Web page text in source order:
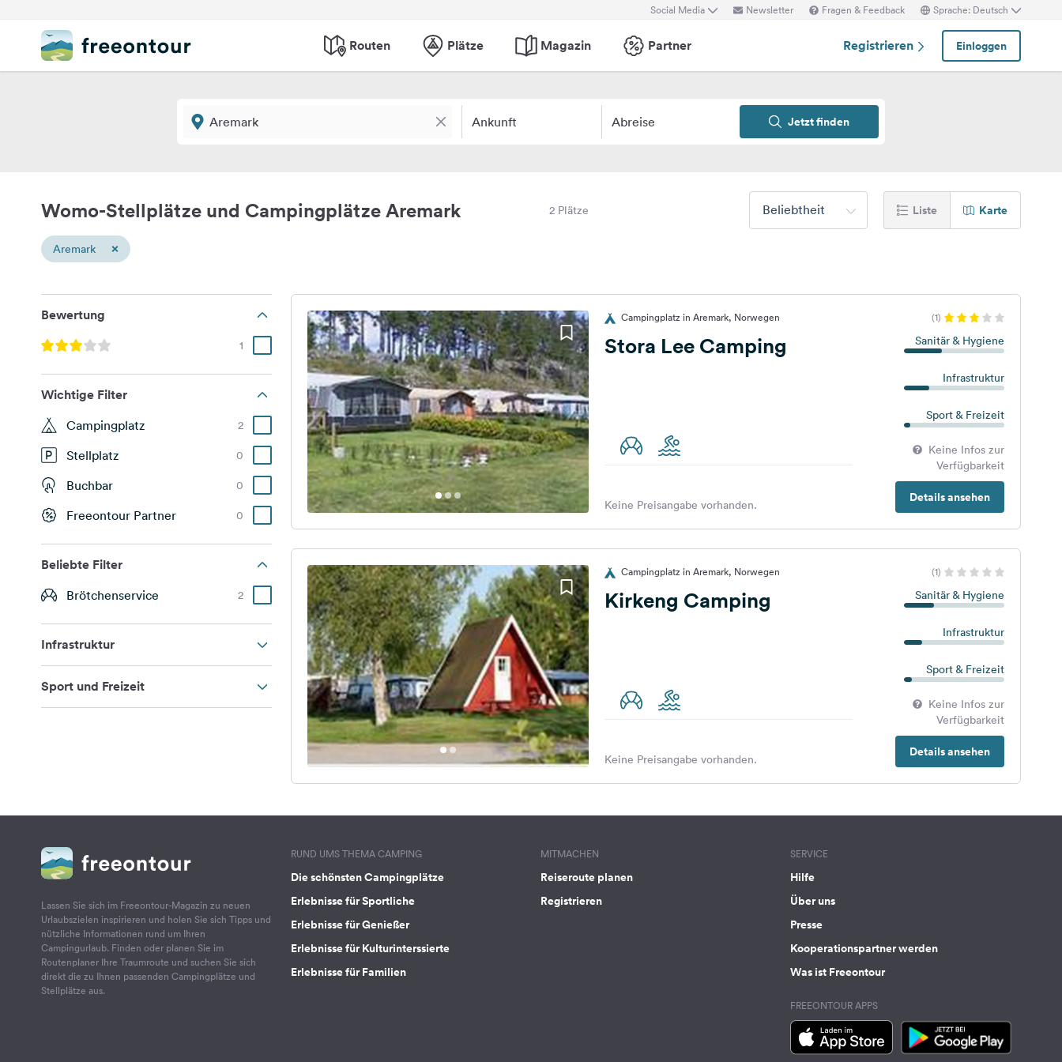
Social Media Newsletter Fragen & Feedback Sprache: Deutsch
Routen Plätze Magazin Partner Registrieren Einloggen
Ankunft Abreise Jetzt finden
Womo-Stellplätze und Campingplätze Aremark 2 Plätze Beliebtheit Liste Karte
Aremark ×
Bewertung
1
Wichtige Filter
Campingplatz 2
Stellplatz 0
Buchbar 0
Freeontour Partner 0
Beliebte Filter
Brötchenservice 2
Infrastruktur
Sport und Freizeit
Campingplatz in Aremark, Norwegen (1)
Stora Lee Camping Sanitär & Hygiene
Infrastruktur
Sport & Freizeit
Keine Infos zur
Verfügbarkeit
Details ansehen
Keine Preisangabe vorhanden.
Campingplatz in Aremark, Norwegen (1)
Kirkeng Camping Sanitär & Hygiene
Infrastruktur
Sport & Freizeit
Keine Infos zur
Verfügbarkeit
Details ansehen
Keine Preisangabe vorhanden.
Lassen Sie sich im Freeontour-Magazin zu neuen
Urlaubszielen inspirieren und holen Sie sich Tipps und
nützliche Informationen rund um Ihren
Campingurlaub. Finden oder planen Sie im
Routenplaner Ihre Traumroute und suchen Sie sich
direkt die zu Ihnen passenden Campingplätze und
Stellplätze aus.
RUND UMS THEMA CAMPING
Die schönsten Campingplätze
Erlebnisse für Sportliche
Erlebnisse für Genießer
Erlebnisse für Kulturinterssierte
Erlebnisse für Familien
MITMACHEN
Reiseroute planen
Registrieren
SERVICE
Hilfe
Über uns
Presse
Kooperationspartner werden
Was ist Freeontour
FREEONTOUR APPS